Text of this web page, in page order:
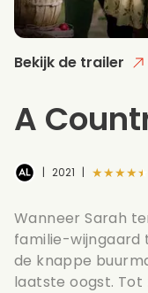
Bekijk de trailer
A
| 2021 | ★★★★★
Wanneer Sarah
familie-wijngaard
de knappe
laatste oogst. Tot